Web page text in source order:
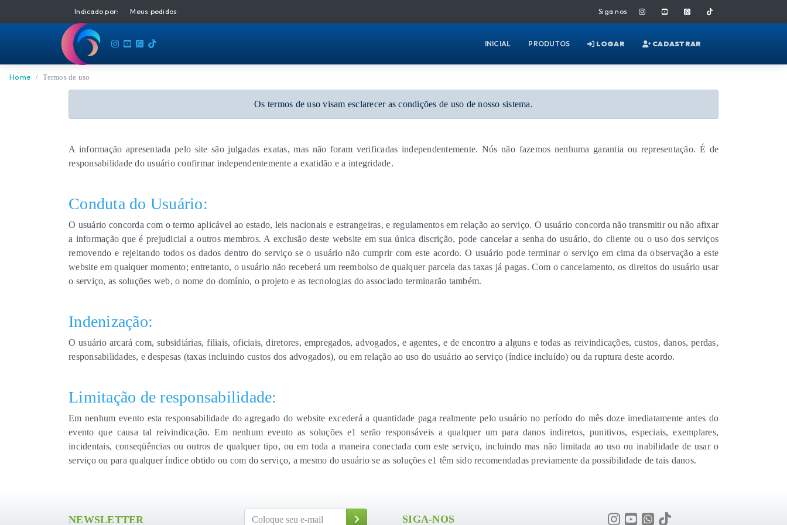
Indicado por: Meus pedidos Siga nos
INICIAL PRODUTOS LOGAR CADASTRAR
Home Termos de uso
Os termos de uso visam esclarecer as condições de uso de nosso sistema.
A informação apresentada pelo site são julgadas exatas, mas não foram verificadas independentemente. Nós não fazemos nenhuma garantia ou representação. É de
responsabilidade do usuário confirmar independentemente a exatidão e a integridade.
Conduta do Usuário:
O usuário concorda com o termo aplicável ao estado, leis nacionais e estrangeiras, e regulamentos em relação ao serviço. O usuário concorda não transmitir ou não afixar
a informação que é prejudicial a outros membros. A exclusão deste website em sua única discrição, pode cancelar a senha do usuário, do cliente ou o uso dos serviços
removendo e rejeitando todos os dados dentro do serviço se o usuário não cumprir com este acordo. O usuário pode terminar o serviço em cima da observação a este
website em qualquer momento; entretanto, o usuário não receberá um reembolso de qualquer parcela das taxas já pagas. Com o cancelamento, os direitos do usuário usar
o serviço, as soluções web, o nome do domínio, o projeto e as tecnologias do associado terminarão também.
Indenização:
O usuário arcará com, subsidiárias, filiais, oficiais, diretores, empregados, advogados, e agentes, e de encontro a alguns e todas as reivindicações, custos, danos, perdas,
responsabilidades, e despesas (taxas incluindo custos dos advogados), ou em relação ao uso do usuário ao serviço (índice incluído) ou da ruptura deste acordo.
Limitação de responsabilidade:
Em nenhum evento esta responsabilidade do agregado do website excederá a quantidade paga realmente pelo usuário no período do mês doze imediatamente antes do
evento que causa tal reivindicação. Em nenhum evento as soluções e1 serão responsáveis a qualquer um para danos indiretos, punitivos, especiais, exemplares,
incidentais, conseqüências ou outros de qualquer tipo, ou em toda a maneira conectada com este serviço, incluindo mas não limitada ao uso ou inabilidade de usar o
serviço ou para qualquer índice obtido ou com do serviço, a mesmo do usuário se as soluções e1 têm sido recomendadas previamente da possibilidade de tais danos.
NEWSLETTER SIGA-NOS